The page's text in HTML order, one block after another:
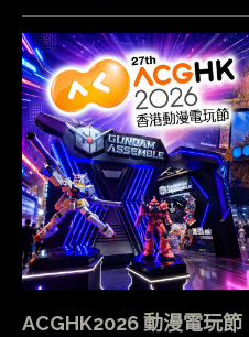
ACGHK2026 動漫電玩